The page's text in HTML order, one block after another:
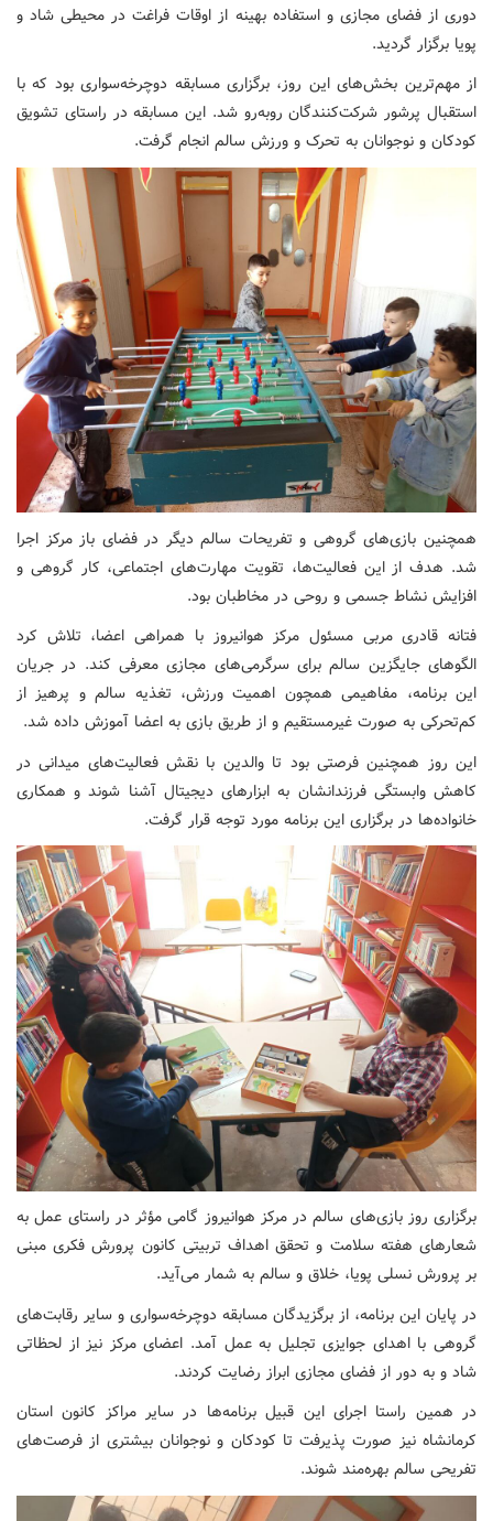
دوری از فضای مجازی و استفاده بهینه از اوقات فراغت در محیطی شاد و
پویا برگزار گردید.
از مهم‌ترین بخش‌های این روز، برگزاری مسابقه دوچرخه‌سواری بود که با
استقبال پرشور شرکت‌کنندگان روبه‌رو شد. این مسابقه در راستای تشویق
کودکان و نوجوانان به تحرک و ورزش سالم انجام گرفت.
همچنین بازی‌های گروهی و تفریحات سالم دیگر در فضای باز مرکز اجرا
شد. هدف از این فعالیت‌ها، تقویت مهارت‌های اجتماعی، کار گروهی و
افزایش نشاط جسمی و روحی در مخاطبان بود.
فتانه قادری مربی مسئول مرکز هوانیروز با همراهی اعضا، تلاش کرد
الگوهای جایگزین سالم برای سرگرمی‌های مجازی معرفی کند. در جریان
این برنامه، مفاهیمی همچون اهمیت ورزش، تغذیه سالم و پرهیز از
کم‌تحرکی به صورت غیرمستقیم و از طریق بازی به اعضا آموزش داده شد.
این روز همچنین فرصتی بود تا والدین با نقش فعالیت‌های میدانی در
کاهش وابستگی فرزندانشان به ابزارهای دیجیتال آشنا شوند و همکاری
خانواده‌ها در برگزاری این برنامه مورد توجه قرار گرفت.
برگزاری روز بازی‌های سالم در مرکز هوانیروز گامی مؤثر در راستای عمل به
شعارهای هفته سلامت و تحقق اهداف تربیتی کانون پرورش فکری مبنی
بر پرورش نسلی پویا، خلاق و سالم به شمار می‌آید.
در پایان این برنامه، از برگزیدگان مسابقه دوچرخه‌سواری و سایر رقابت‌های
گروهی با اهدای جوایزی تجلیل به عمل آمد. اعضای مرکز نیز از لحظاتی
شاد و به دور از فضای مجازی ابراز رضایت کردند.
در همین راستا اجرای این قبیل برنامه‌ها در سایر مراکز کانون استان
کرمانشاه نیز صورت پذیرفت تا کودکان و نوجوانان بیشتری از فرصت‌های
تفریحی سالم بهره‌مند شوند.